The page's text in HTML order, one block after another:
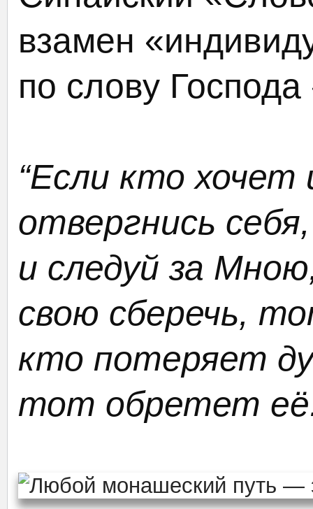
взамен
по слову
“Если кто
отвергнись
и следуй за
свою сберечь,
кто потеряет
тот обретет